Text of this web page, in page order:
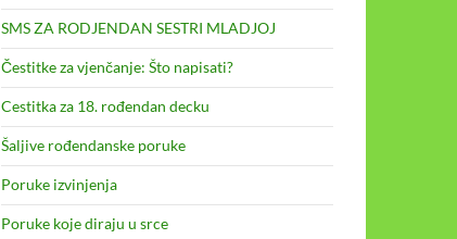
SMS ZA RODJENDAN SESTRI MLADJOJ
Čestitke za vjenčanje: Što napisati?
Cestitka za 18. rođendan decku
Šaljive rođendanske poruke
Poruke izvinjenja
Poruke koje diraju u srce